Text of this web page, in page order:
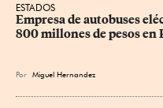
ESTADOS
Empresa de autobuses
800 millones de pesos en
Por Miguel Hernandez